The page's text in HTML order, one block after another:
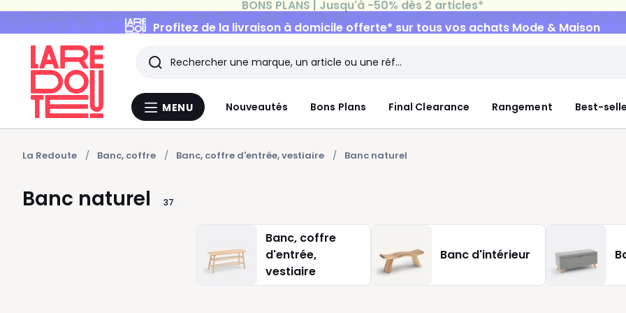
Profitez de la livraison à domicile offerte*sur tous vos achats Mode & Maison
Menu
MENU Nouveautés Bons Plans Final Clearance Rangement Best-
Rechercher
Les
derniers
articles
consultés
La Redoute Banc, coffre Banc, coffre d'entrée, vestiaire Banc naturel
Banc naturel 37
Banc, coffre
d'entrée,
vestiaire
Banc d'intérieur